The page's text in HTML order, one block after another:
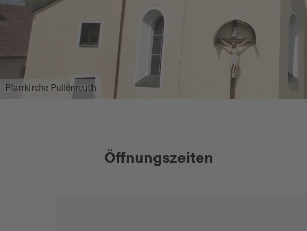
Pfarrkirche Pullenreuth
Öffnungszeiten